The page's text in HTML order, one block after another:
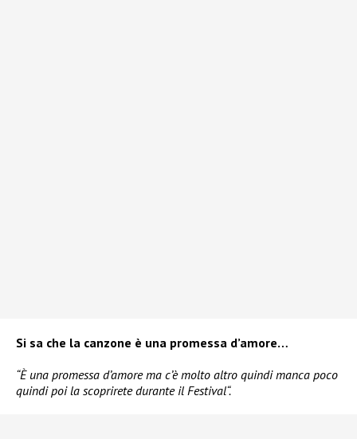
Si sa che la canzone è una promessa d’amore…
“È una promessa d’amore ma c’è molto altro quindi manca poco
quindi poi la scoprirete durante il Festival“.